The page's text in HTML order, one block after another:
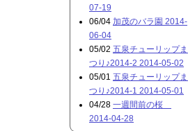
07-19
06/04 加茂のバラ園 2014-
06-04
05/02 五泉チューリップま
つり♪2014-2 2014-05-02
05/01 五泉チューリップま
つり♪2014-1 2014-05-01
04/28 一週間前の桜
2014-04-28